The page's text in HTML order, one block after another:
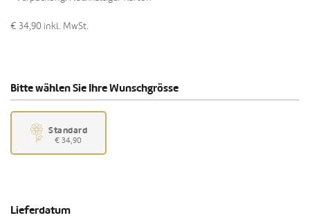
€ 34,90 inkl. MwSt.
Bitte wählen Sie Ihre Wunschgrösse
Standard
€ 34,90
Lieferdatum